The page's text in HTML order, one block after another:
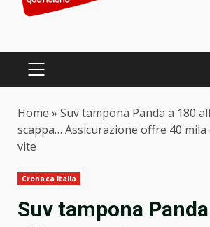
PRIMARY
Home » Suv tampona Panda a 180
scappa… Assicurazione offre 40
vite
Cronaca Italia
Suv tampona